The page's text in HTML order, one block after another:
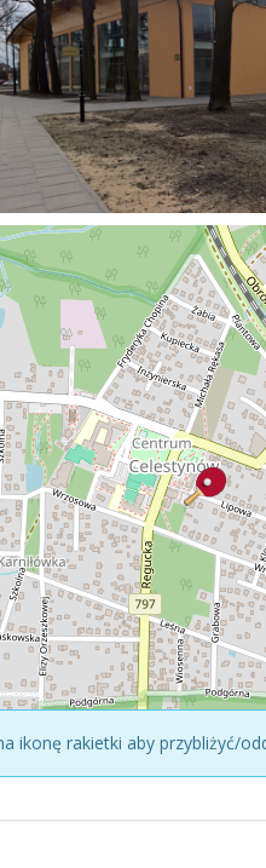
ikonę rakietki aby przybliżyć/